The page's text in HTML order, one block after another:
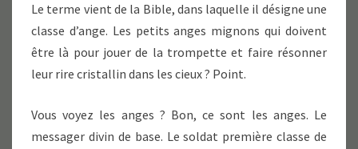
Le terme vient de la Bible, dans laquelle il désigne une
classe d’ange. Les petits anges mignons qui doivent
être là pour jouer de la trompette et faire résonner
leur rire cristallin dans les cieux ? Point.
Vous voyez les anges ? Bon, ce sont les anges. Le
messager divin de base. Le soldat première classe de